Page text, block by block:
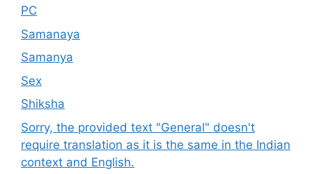
PC
Samanaya
Samanya
Sex
Shiksha
Sorry, the provided text "General" doesn't
require translation as it is the same in the Indian
context and English.